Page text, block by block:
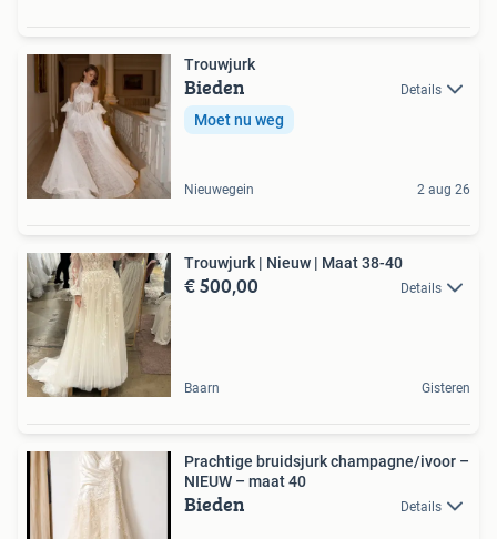
Trouwjurk
Bieden Details
Moet nu weg
Nieuwegein 2 aug 26
Trouwjurk | Nieuw | Maat 38-40
€ 500,00 Details
Baarn Gisteren
Prachtige bruidsjurk champagne/ivoor –
NIEUW – maat 40
Bieden Details